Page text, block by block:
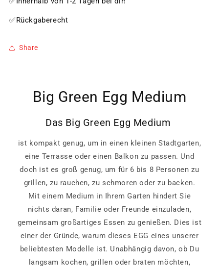
✅Rückgaberecht
Share
Big Green Egg Medium
Das Big Green Egg Medium
ist kompakt genug, um in einen kleinen Stadtgarten,
eine Terrasse oder einen Balkon zu passen. Und
doch ist es groß genug, um für 6 bis 8 Personen zu
grillen, zu rauchen, zu schmoren oder zu backen.
Mit einem Medium in Ihrem Garten hindert Sie
nichts daran, Familie oder Freunde einzuladen,
gemeinsam großartiges Essen zu genießen. Dies ist
einer der Gründe, warum dieses EGG eines unserer
beliebtesten Modelle ist. Unabhängig davon, ob Du
langsam kochen, grillen oder braten möchten,